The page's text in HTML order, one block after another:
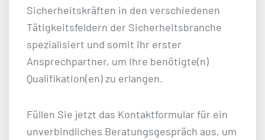
Sicherheitskräften in den verschiedenen
Tätigkeitsfeldern der Sicherheitsbranche
spezialisiert und somit Ihr erster
Ansprechpartner, um Ihre benötigte(n)
Qualifikation(en) zu erlangen.
Füllen Sie jetzt das Kontaktformular für ein
unverbindliches Beratungsgespräch aus, um